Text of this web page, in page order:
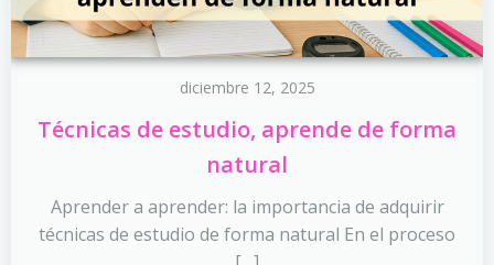
diciembre 12, 2025
Técnicas de estudio, aprende de forma
natural
Aprender a aprender: la importancia de adquirir
técnicas de estudio de forma natural En el proceso